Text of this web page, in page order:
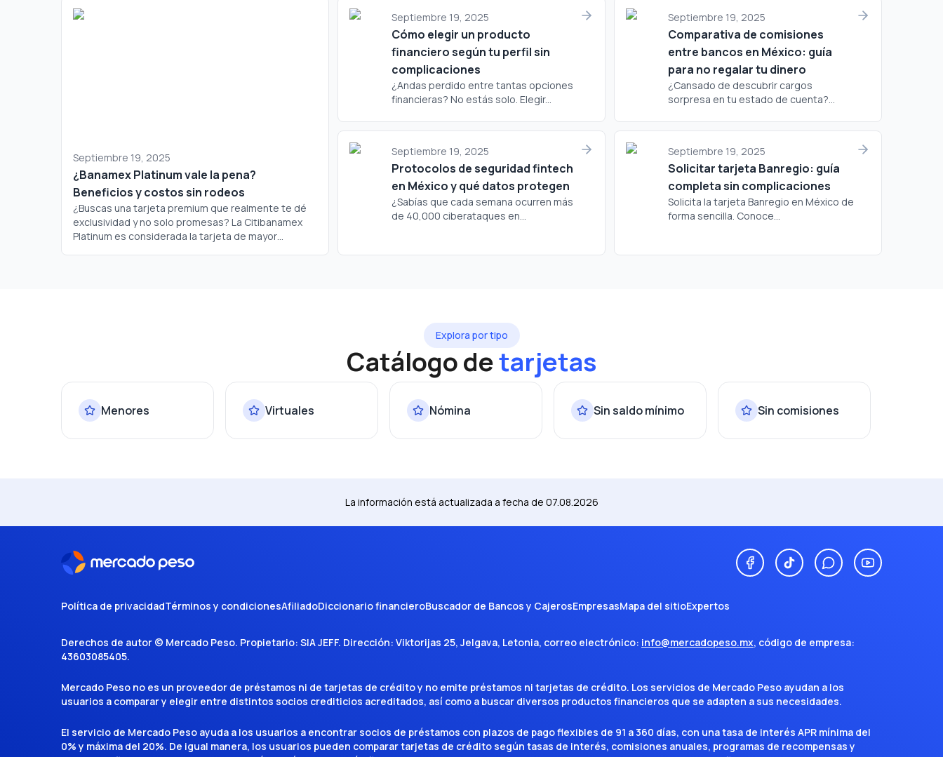
Septiembre 19, 2025
¿Banamex Platinum vale la pena?
Beneficios y costos sin rodeos
¿Buscas una tarjeta premium que realmente te dé
exclusividad y no solo promesas? La Citibanamex
Platinum es considerada la tarjeta de mayor
Septiembre 19, 2025
Cómo elegir un producto
financiero según tu perfil sin
complicaciones
¿Andas perdido entre tantas opciones
financieras? No estás solo. Elegir...
Septiembre 19, 2025
Comparativa de comisiones
entre bancos en México: guía
para no regalar tu dinero
¿Cansado de descubrir cargos
sorpresa en tu estado de cuenta?...
Septiembre 19, 2025
Protocolos de seguridad fintech
en México y qué datos protegen
¿Sabías que cada semana ocurren más
de 40,000 ciberataques en...
Septiembre 19, 2025
Solicitar tarjeta Banregio: guía
completa sin complicaciones
Solicita la tarjeta Banregio en México de
forma sencilla. Conoce...
Explora por tipo
Catálogo detarjetas
Menores Virtuales Nómina Sin saldo mínimo Sin comisiones
La información está actualizada a fecha de 07.08.2026
Política de privacidadTérminos y condicionesAfiliadoDiccionario financieroBuscador de Bancos y CajerosEmpresasMapa del sitioExpertos
Derechos de autor © Mercado Peso. Propietario: SIA JEFF. Dirección: Viktorijas 25, Jelgava, Letonia, correo electrónico: info@mercadopeso.mx, código de empresa:
43603085405.
Mercado Peso no es un proveedor de préstamos ni de tarjetas de crédito y no emite préstamos ni tarjetas de crédito. Los servicios de Mercado Peso ayudan a los
usuarios a comparar y elegir entre distintos socios crediticios acreditados, así como a buscar diversos productos financieros que se adapten a sus necesidades.
El servicio de Mercado Peso ayuda a los usuarios a encontrar socios de préstamos con plazos de pago flexibles de 91 a 360 días, con una tasa de interés APR mínima del
0% y máxima del 20%. De igual manera, los usuarios pueden comparar tarjetas de crédito según tasas de interés, comisiones anuales, programas de recompensas y